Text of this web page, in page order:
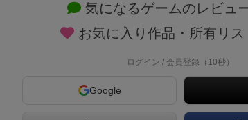
気になるゲームのレビュ
お気に入り作品・所有リ
ログイン / 会員登録（10秒）
Google